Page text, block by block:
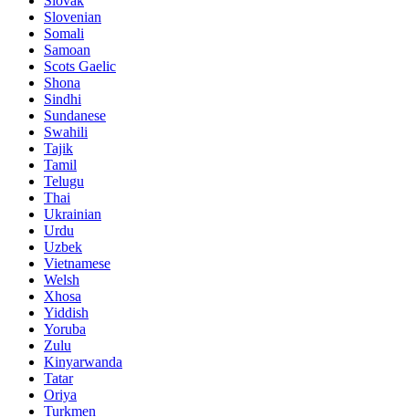
Slovenian
Somali
Samoan
Scots Gaelic
Shona
Sindhi
Sundanese
Swahili
Tajik
Tamil
Telugu
Thai
Ukrainian
Urdu
Uzbek
Vietnamese
Welsh
Xhosa
Yiddish
Yoruba
Zulu
Kinyarwanda
Tatar
Oriya
Turkmen